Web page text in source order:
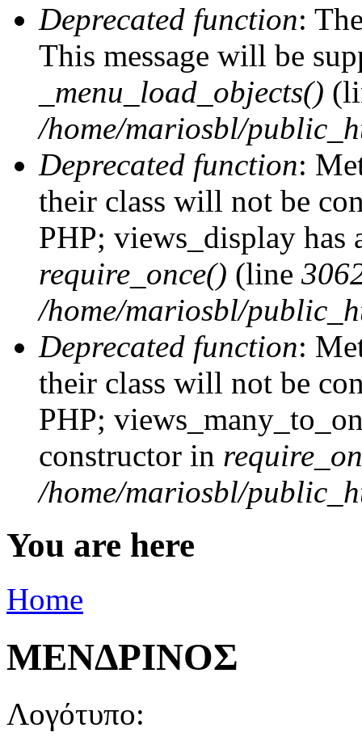
Deprecated function:
This message will be
_menu_load_objects()
/home/mariosbl/
Deprecated function:
their class will not be
PHP; views_display has
require_once() (line
/home/mariosbl/
Deprecated function:
their class will not be
PHP;
constructor in
/home/mariosbl/
You are here
Home
ΜΕΝΔΡΙΝΟΣ
Λογότυπο: